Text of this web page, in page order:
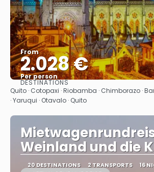
From
2.028 €
Per person
See
DESTINATIONS
Quito · Cotopaxi · Riobamba · Chimborazo ·
· Yaruqui · Otavalo · Quito
Weinland und die
20 DESTINATIONS 2 TRANSPORTS 16